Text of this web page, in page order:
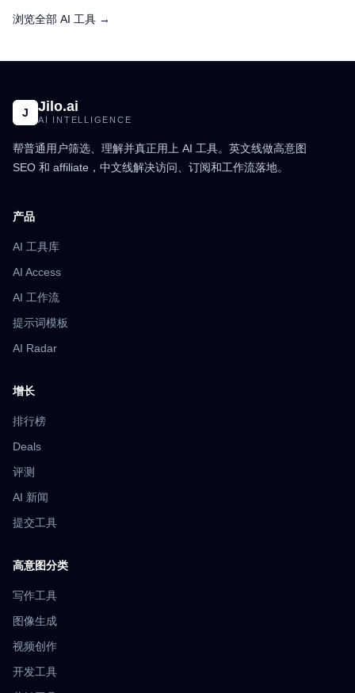
浏览全部 AI 工具 →
J Jilo.ai
AI INTELLIGENCE
帮普通用户筛选、理解并真正用上 AI 工具。英文线做高意图
SEO 和 affiliate，中文线解决访问、订阅和工作流落地。
产品
AI 工具库
AI Access
AI 工作流
提示词模板
AI Radar
增长
排行榜
Deals
评测
AI 新闻
提交工具
高意图分类
写作工具
图像生成
视频创作
开发工具